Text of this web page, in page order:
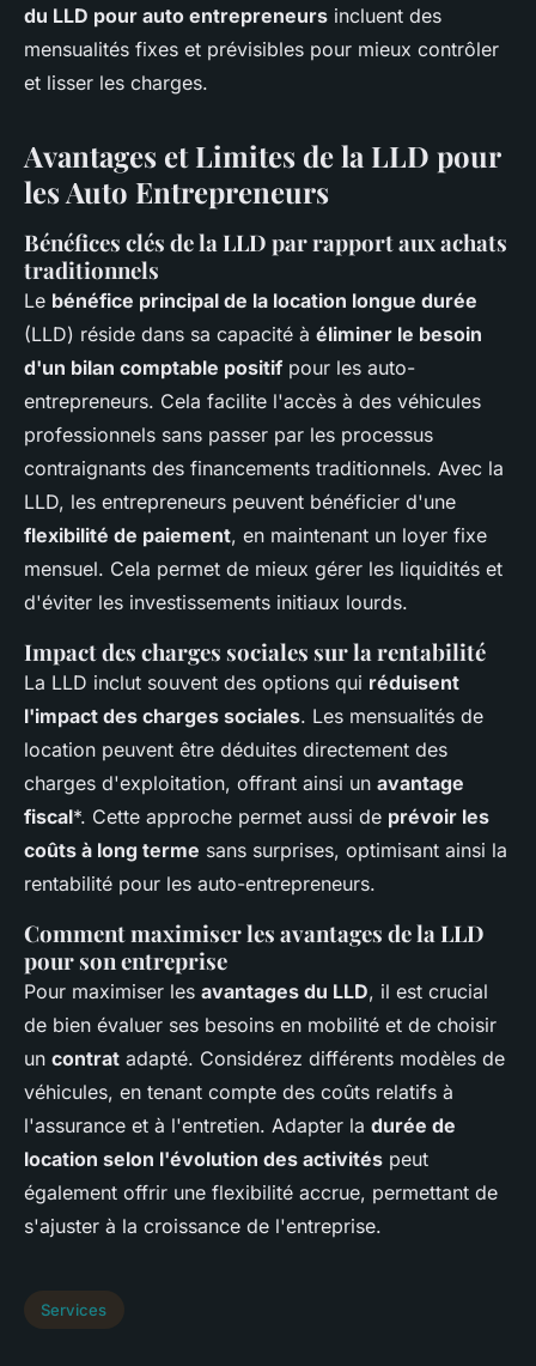
du LLD pour auto entrepreneurs incluent des
mensualités fixes et prévisibles pour mieux contrôler
et lisser les charges.
Avantages et Limites de la LLD pour
les Auto Entrepreneurs
Bénéfices clés de la LLD par rapport aux achats
traditionnels
Le bénéfice principal de la location longue durée
(LLD) réside dans sa capacité à éliminer le besoin
d'un bilan comptable positif pour les auto-
entrepreneurs. Cela facilite l'accès à des véhicules
professionnels sans passer par les processus
contraignants des financements traditionnels. Avec la
LLD, les entrepreneurs peuvent bénéficier d'une
flexibilité de paiement, en maintenant un loyer fixe
mensuel. Cela permet de mieux gérer les liquidités et
d'éviter les investissements initiaux lourds.
Impact des charges sociales sur la rentabilité
La LLD inclut souvent des options qui réduisent
l'impact des charges sociales. Les mensualités de
location peuvent être déduites directement des
charges d'exploitation, offrant ainsi un avantage
fiscal*. Cette approche permet aussi de prévoir les
coûts à long terme sans surprises, optimisant ainsi la
rentabilité pour les auto-entrepreneurs.
Comment maximiser les avantages de la LLD
pour son entreprise
Pour maximiser les avantages du LLD, il est crucial
de bien évaluer ses besoins en mobilité et de choisir
un contrat adapté. Considérez différents modèles de
véhicules, en tenant compte des coûts relatifs à
l'assurance et à l'entretien. Adapter la durée de
location selon l'évolution des activités peut
également offrir une flexibilité accrue, permettant de
s'ajuster à la croissance de l'entreprise.
Services